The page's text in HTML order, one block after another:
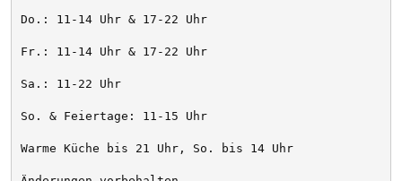
Do.: 11-14 Uhr & 17-22 Uhr
Fr.: 11-14 Uhr & 17-22 Uhr
Sa.: 11-22 Uhr
So. & Feiertage: 11-15 Uhr
Warme Küche bis 21 Uhr, So. bis 14 Uhr